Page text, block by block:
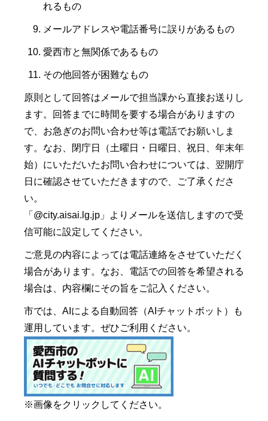
れるもの
メールアドレスや電話番号に誤りがあるもの
愛西市と無関係であるもの
その他回答が困難なもの
原則として回答はメールで担当課から直接お送りし
ます。回答までに時間を要する場合がありますの
で、お急ぎのお問い合わせ等は電話でお願いしま
す。なお、閉庁日（土曜日・日曜日、祝日、年末年
始）にいただいたお問い合わせについては、翌開庁
日に確認させていただきますので、ご了承くださ
い。
「@city.aisai.lg.jp」よりメールを送信しますので受
信可能に設定してください。
ご意見の内容によっては電話連絡をさせていただく
場合があります。なお、電話での回答を希望される
場合は、内容欄にその旨をご記入ください。
市では、AIによる自動回答（AIチャットボット）も
運用しています。ぜひご利用ください。
※画像をクリックしてください。